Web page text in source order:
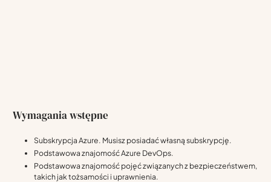
Wymagania wstępne
Subskrypcja Azure. Musisz posiadać własną subskrypcję.
Podstawowa znajomość Azure DevOps.
Podstawowa znajomość pojęć związanych z bezpieczeństwem,
takich jak tożsamości i uprawnienia.